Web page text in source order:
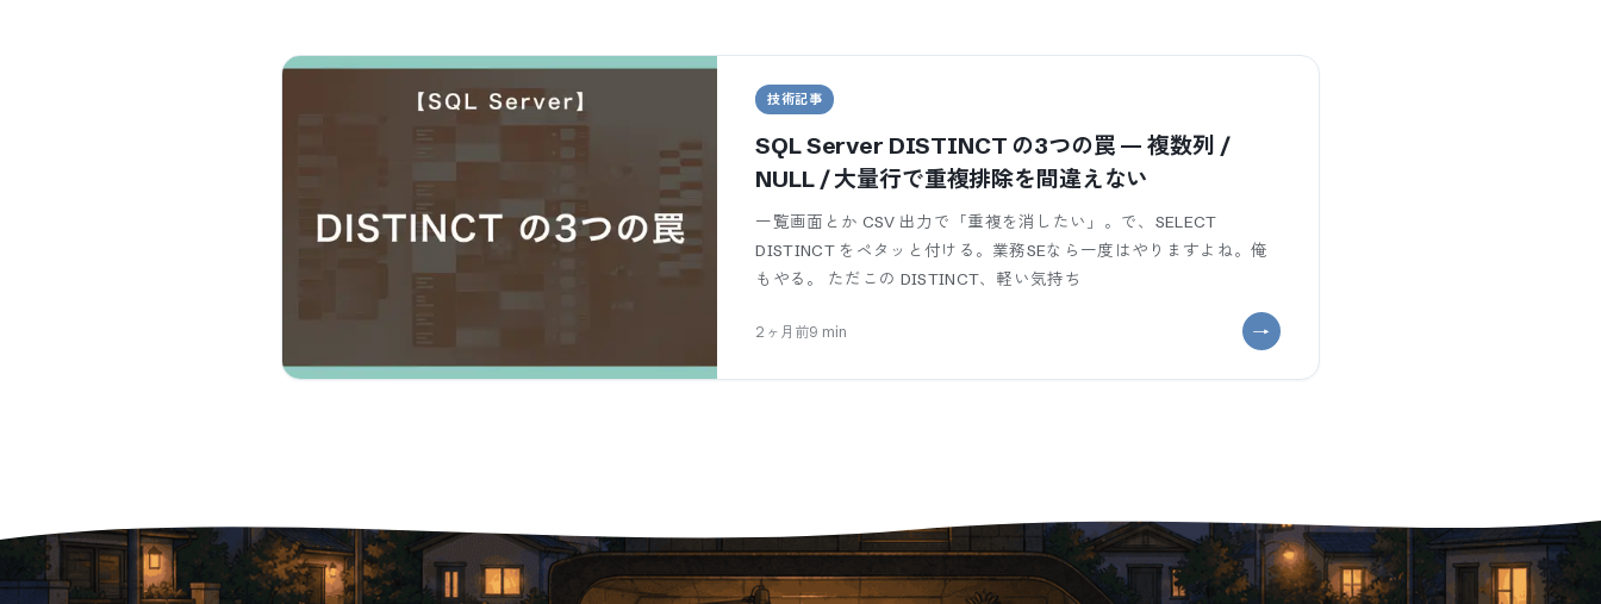
技術記事
SQL Server DISTINCT の3つの罠 — 複数列 /
NULL / 大量行で重複排除を間違えない
一覧画面とか CSV 出力で「重複を消したい」。で、SELECT
DISTINCT をペタッと付ける。業務SEなら一度はやりますよね。俺
もやる。 ただこの DISTINCT、軽い気持ち
2ヶ月前9 min